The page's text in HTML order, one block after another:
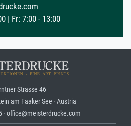
| Fr: 7:00 - 13:00
Strasse 46
am Faaker See · Austria
· office@meisterdrucke.com